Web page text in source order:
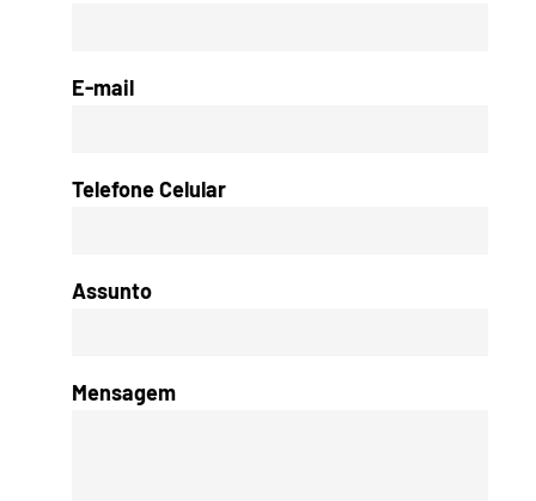
E-mail
Telefone Celular
Assunto
Mensagem